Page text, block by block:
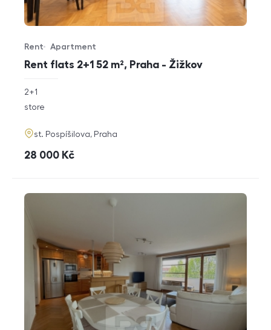
Rent flats 2+1 52 m², Praha - Žižkov
Offer type
Rent
Property type
Apartment
rozměry
2+1
funkce
store
adresa
st. Pospíšilova, Praha
cena
28 000 Kč